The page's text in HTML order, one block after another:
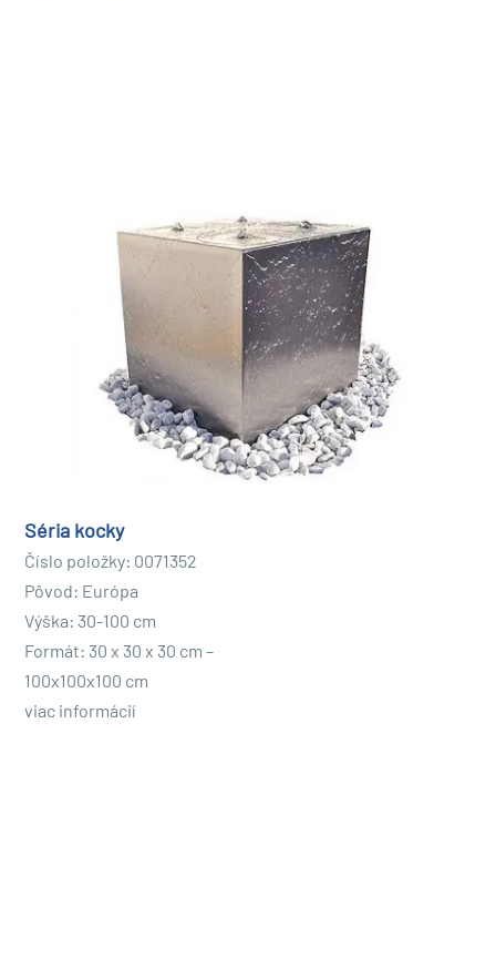
Séria kocky
Číslo položky: 0071352
Pôvod: Európa
Výška: 30-100 cm
Formát: 30 x 30 x 30 cm –
100x100x100 cm
viac informácií